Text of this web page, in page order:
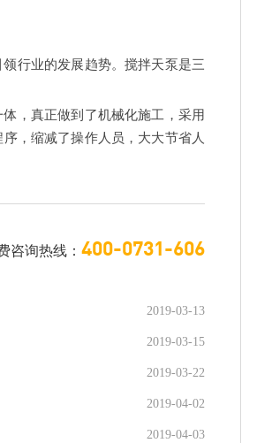
行业的发展趋势。搅拌天泵是三
，真正做到了机械化施工，采用
，缩减了操作人员，大大节省人
咨询热线： 400-0731-606
2019-03-13
2019-03-15
2019-03-22
2019-04-02
2019-04-03